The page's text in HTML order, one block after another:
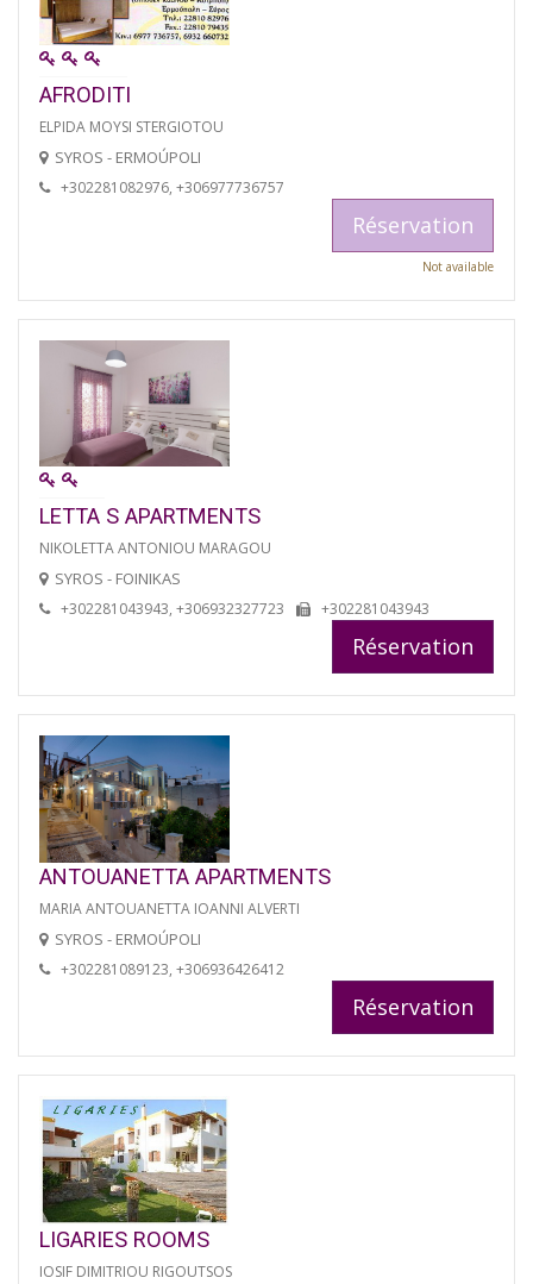
AFRODITI
ELPIDA MOYSI STERGIOTOU
SYROS - ERMOÚPOLI
+302281082976, +306977736757
Réservation
Not available
LETTA S APARTMENTS
NIKOLETTA ANTONIOU MARAGOU
SYROS - FOINIKAS
+302281043943, +306932327723 +302281043943
Réservation
ANTOUANETTA APARTMENTS
MARIA ANTOUANETTA IOANNI ALVERTI
SYROS - ERMOÚPOLI
+302281089123, +306936426412
Réservation
LIGARIES ROOMS
IOSIF DIMITRIOU RIGOUTSOS